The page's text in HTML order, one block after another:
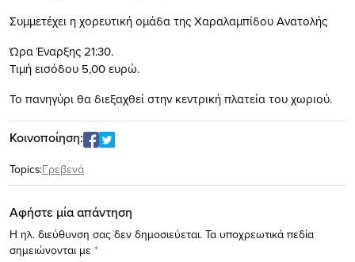
Συμμετέχει η χορευτική ομάδα της Χαραλαμπίδου Ανατολής
Ώρα Έναρξης 21:30.
Τιμή εισόδου 5,00 ευρώ.
Το πανηγύρι θα διεξαχθεί στην κεντρική πλατεία του χωριού.
Κοινοποίηση:
Topics:Γρεβενά
Αφήστε μία απάντηση
Η ηλ. διεύθυνση σας δεν δημοσιεύεται. Τα υποχρεωτικά πεδία
σημειώνονται με *